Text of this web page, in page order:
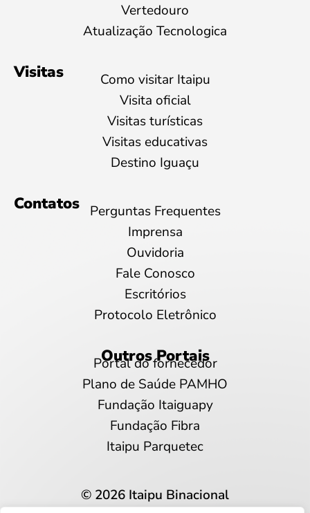
Vertedouro
Atualização Tecnologica
Visitas
Como visitar Itaipu
Visita oficial
Visitas turísticas
Visitas educativas
Destino Iguaçu
Contatos
Perguntas Frequentes
Imprensa
Ouvidoria
Fale Conosco
Escritórios
Protocolo Eletrônico
Outros Portais
Portal do fornecedor
Plano de Saúde PAMHO
Fundação Itaiguapy
Fundação Fibra
Itaipu Parquetec
© 2026 Itaipu Binacional